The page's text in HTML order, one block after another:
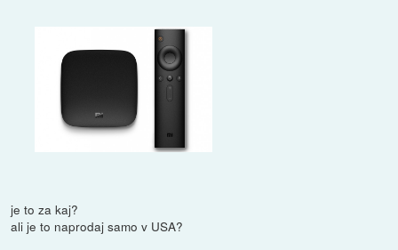
je to za kaj?
ali je to naprodaj samo v USA?